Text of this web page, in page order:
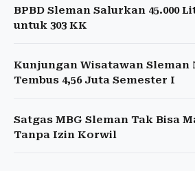
BPBD Sleman Salurkan 45.000
untuk 303 KK
Kunjungan Wisatawan Sleman
Tembus 4,56 Juta Semester I
Satgas MBG Sleman Tak Bisa
Tanpa Izin Korwil